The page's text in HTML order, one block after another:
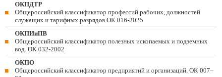
ОКПДТР
Общероссийский классификатор профессий рабочих, должностей
служащих и тарифных разрядов ОК 016-2025
ОКПИиПВ
Общероссийский классификатор полезных ископаемых и подземных
вод. ОК 032-2002
ОКПО
Общероссийский классификатор предприятий и организаций. ОК 007–